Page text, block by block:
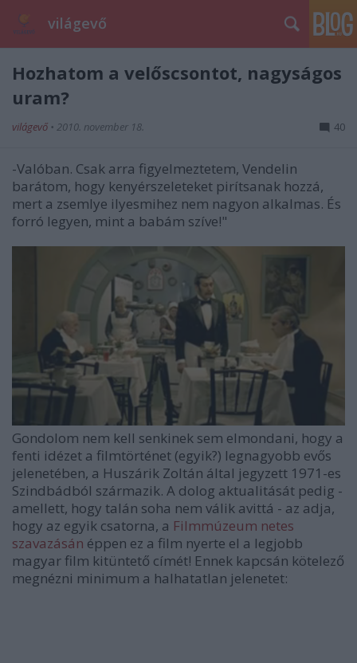
világevő
Hozhatom a velőscsontot, nagyságos
uram?
világevő • 2010. november 18. 40
-Valóban. Csak arra figyelmeztetem, Vendelin
barátom, hogy kenyérszeleteket pirítsanak hozzá,
mert a zsemlye ilyesmihez nem nagyon alkalmas. És
forró legyen, mint a babám szíve!"
Gondolom nem kell senkinek sem elmondani, hogy a
fenti idézet a filmtörténet (egyik?) legnagyobb evős
jelenetében, a Huszárik Zoltán által jegyzett 1971-es
Szindbádból származik. A dolog aktualitását pedig -
amellett, hogy talán soha nem válik avittá - az adja,
hogy az egyik csatorna, a Filmmúzeum netes
szavazásán éppen ez a film nyerte el a legjobb
magyar film kitüntető címét! Ennek kapcsán kötelező
megnézni minimum a halhatatlan jelenetet: